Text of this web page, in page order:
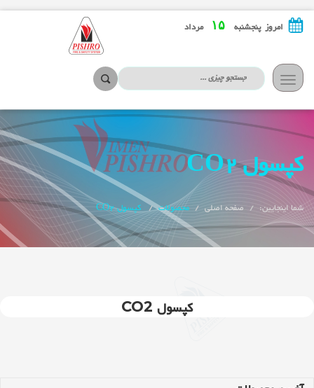
امروز پنجشنبه مرداد
تعویض
ناوبری
کپسول CO2
شما اینجایین: صفحه اصلی محصولات کپسول CO2
کپسول CO2